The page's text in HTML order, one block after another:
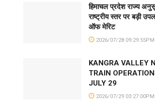
हिमाचल प्रदेश राज्य
राष्ट्रीय स्तर पर बड़ी
ऑफ मेरिट
2026/07/28 09:29:55PM
KANGRA VALLEY
TRAIN
JULY 29
2026/07/29 03:27:00PM